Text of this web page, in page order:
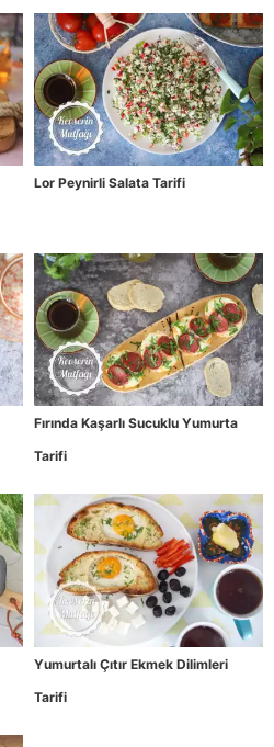
Lor Peynirli Salata Tarifi
Fırında Kaşarlı Sucuklu Yumurta
Tarifi
Yumurtalı Çıtır Ekmek Dilimleri
Tarifi